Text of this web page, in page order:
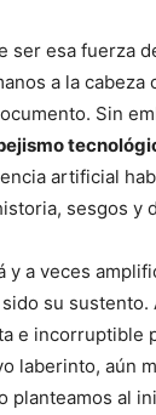
ser esa fuerza
a la cabeza
Sin
artificial
sesgos y
y a veces
su sustento.
e incorruptible
laberinto, aún
planteamos al